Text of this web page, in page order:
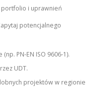
portfolio i uprawnień
potencjalnego
PN-EN ISO 9606-1).
UDT.
projektów w regionie